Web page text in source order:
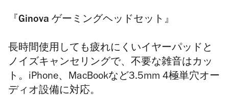
『Ginova ゲーミングヘッドセット』
長時間使用しても疲れにくいイヤーパッドと
ノイズキャンセリングで、不要な雑音はカッ
ト。 iPhone、MacBookなど3.5mm 4極単穴オー
ディオ設備に対応。